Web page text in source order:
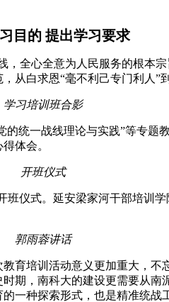
目的 提出学习要求
全心全意为人民服务的根本
白求恩“毫不利己专门利人”
学习培训班合影
统一战线理论与实践”等专题
体会。
开班仪式
仪式。延安梁家河干部培训
郭雨蓉讲话
育培训活动意义更加重大，
期，南科大的建设更需要从
一种探索形式，也是精准统